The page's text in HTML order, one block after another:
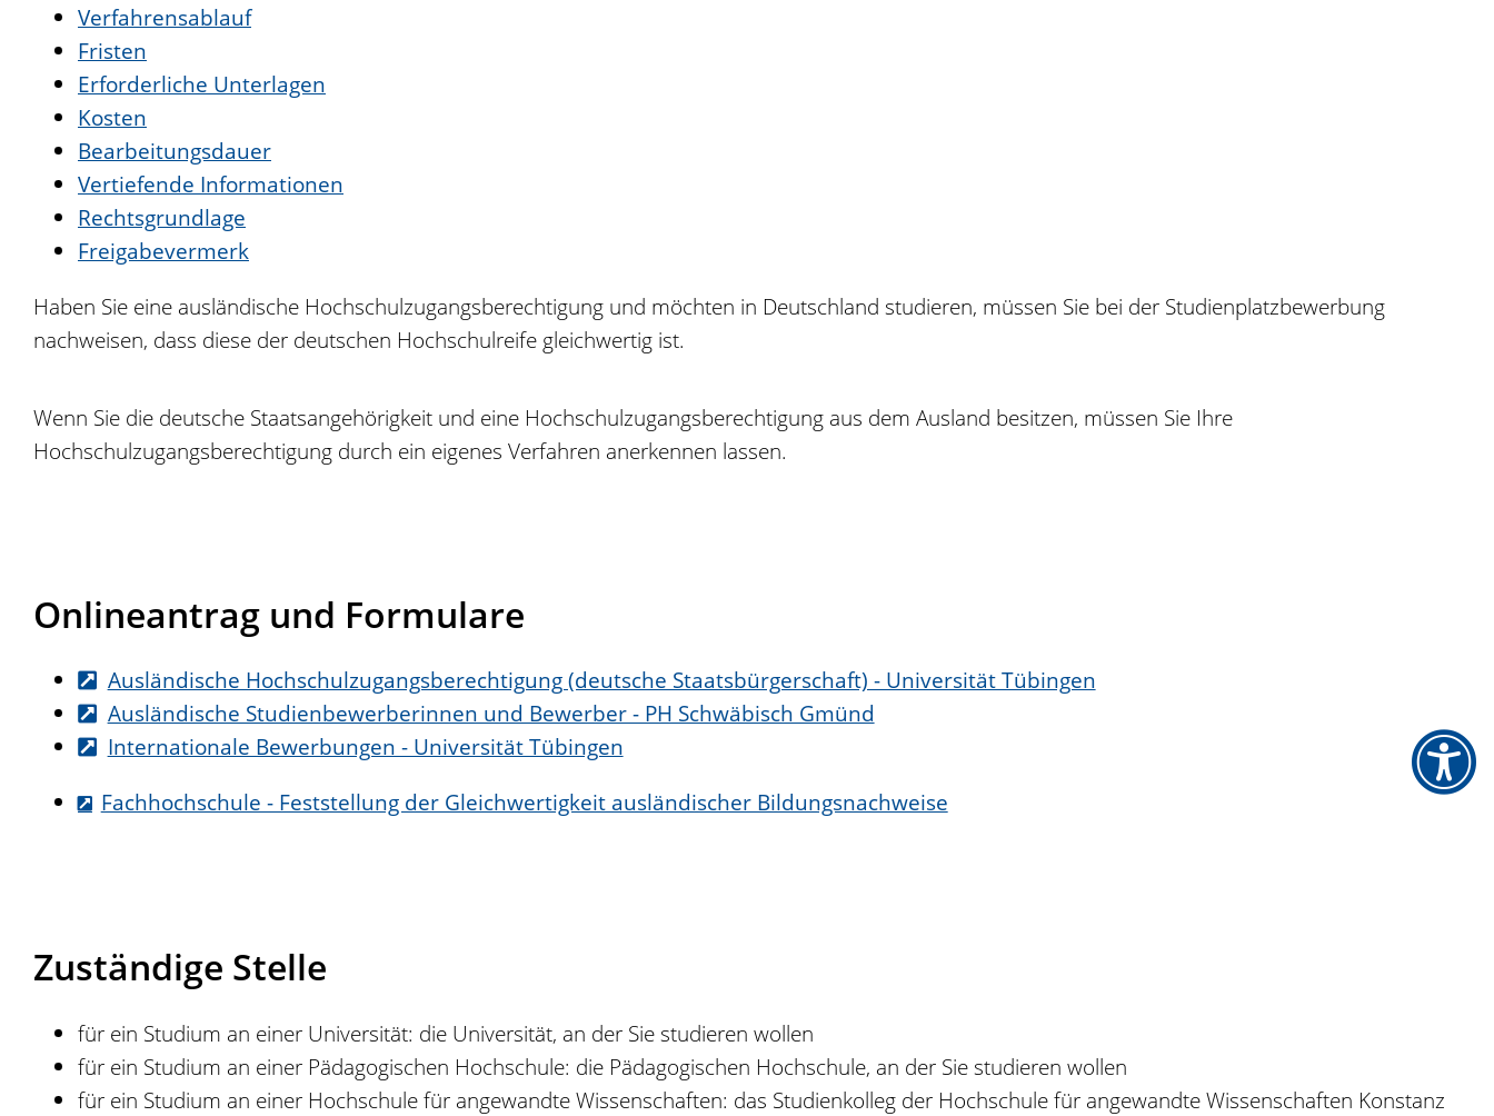
Verfahrensablauf
Fristen
Erforderliche Unterlagen
Kosten
Bearbeitungsdauer
Vertiefende Informationen
Rechtsgrundlage
Freigabevermerk
Haben Sie eine ausländische Hochschulzugangsberechtigung und möchten in Deutschland studieren, müssen Sie bei der Studienplatzbewerbung
nachweisen, dass diese der deutschen Hochschulreife gleichwertig ist.
Wenn Sie die deutsche Staatsangehörigkeit und eine Hochschulzugangsberechtigung aus dem Ausland besitzen, müssen Sie Ihre
Hochschulzugangsberechtigung durch ein eigenes Verfahren anerkennen lassen.
Onlineantrag und Formulare
Ausländische Hochschulzugangsberechtigung (deutsche Staatsbürgerschaft) - Universität Tübingen
Ausländische Studienbewerberinnen und Bewerber - PH Schwäbisch Gmünd
Internationale Bewerbungen - Universität Tübingen
Fachhochschule - Feststellung der Gleichwertigkeit ausländischer Bildungsnachweise
Zuständige Stelle
für ein Studium an einer Universität: die Universität, an der Sie studieren wollen
für ein Studium an einer Pädagogischen Hochschule: die Pädagogischen Hochschule, an der Sie studieren wollen
für ein Studium an einer Hochschule für angewandte Wissenschaften: das Studienkolleg der Hochschule für angewandte Wissenschaften Konstanz